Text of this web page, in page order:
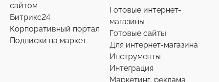
сайтом
Битрикс24
Корпоративный портал
Подписки на маркет
Готовые интернет-
магазины
Готовые сайты
Для интернет-магазина
Инструменты
Интеграция
Маркетинг, реклама